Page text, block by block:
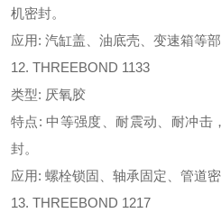
机密封。
应用: 汽缸盖、油底壳、变速箱等部
12. THREEBOND 1133
类型: 厌氧胶
特点: 中等强度、耐震动、耐冲击
封。
应用: 螺栓锁固、轴承固定、管道密
13. THREEBOND 1217